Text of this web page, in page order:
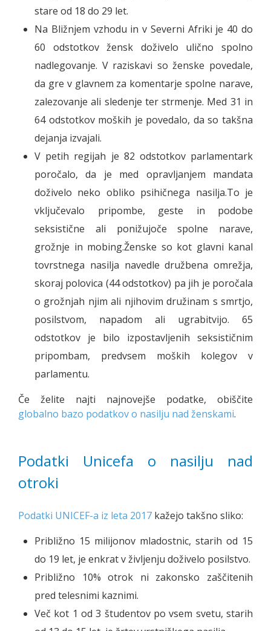
stare od 18 do 29 let.
Na Bližnjem vzhodu in v Severni Afriki je 40 do
60 odstotkov žensk doživelo ulično spolno
nadlegovanje. V raziskavi so ženske povedale,
da gre v glavnem za komentarje spolne narave,
zalezovanje ali sledenje ter strmenje. Med 31 in
64 odstotkov moških je povedalo, da so takšna
dejanja izvajali.
V petih regijah je 82 odstotkov parlamentark
poročalo, da je med opravljanjem mandata
doživelo neko obliko psihičnega nasilja.To je
vključevalo pripombe, geste in podobe
seksistične ali ponižujoče spolne narave,
grožnje in mobing.Ženske so kot glavni kanal
tovrstnega nasilja navedle družbena omrežja,
skoraj polovica (44 odstotkov) pa jih je poročala
o grožnjah njim ali njihovim družinam s smrtjo,
posilstvom, napadom ali ugrabitvijo. 65
odstotkov je bilo izpostavljenih seksističnim
pripombam, predvsem moških kolegov v
parlamentu.
Če želite najti najnovejše podatke, obiščite
globalno bazo podatkov o nasilju nad ženskami.
Podatki Unicefa o nasilju nad
otroki
Podatki UNICEF-a iz leta 2017 kažejo takšno sliko:
Približno 15 milijonov mladostnic, starih od 15
do 19 let, je enkrat v življenju doživelo posilstvo.
Približno 10% otrok ni zakonsko zaščitenih
pred telesnimi kaznimi.
Več kot 1 od 3 študentov po vsem svetu, starih